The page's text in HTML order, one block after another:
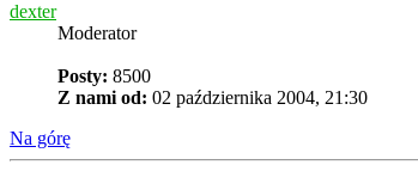
dexter
Moderator
Posty: 8500
Z nami od: 02 października 2004, 21:30
Na górę